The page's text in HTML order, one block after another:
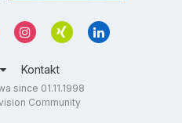
Kontakt
since 01.11.1998
Community